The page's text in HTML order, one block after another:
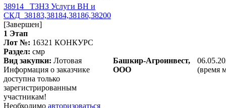
38914_ ТЗНЗ Услуги ВН и
СКД_38183,38184,38186,38200
[Завершен]
1 Этап
Лот №: 16321 КОНКУРС
Раздел: смр
Вид закупки: Лотовая
Информация о заказчике
доступна только
зарегистрированным
участникам!
Необходимо авторизоваться
Башкир-Агроинвест,
ООО
(время